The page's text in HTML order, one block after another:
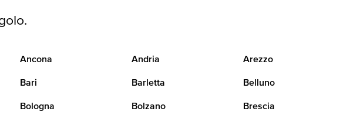
Ancona Andria Arezzo
Bari Barletta Belluno
Bologna Bolzano Brescia